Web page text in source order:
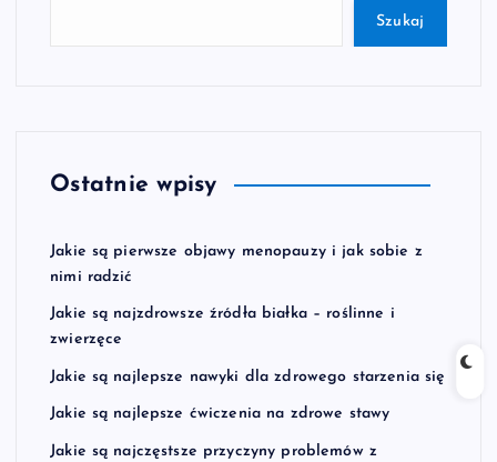
Szukaj
Ostatnie wpisy
Jakie są pierwsze objawy menopauzy i jak sobie z
nimi radzić
Jakie są najzdrowsze źródła białka – roślinne i
zwierzęce
Jakie są najlepsze nawyki dla zdrowego starzenia się
Jakie są najlepsze ćwiczenia na zdrowe stawy
Jakie są najczęstsze przyczyny problemów z